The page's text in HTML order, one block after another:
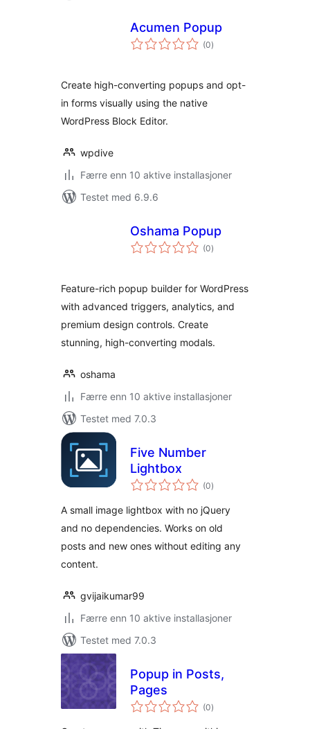
Acumen Popup
(0totale
vurderinger
)
Create high-converting popups and opt-
in forms visually using the native
WordPress Block Editor.
wpdive
Færre enn 10 aktive installasjoner
Testet med 6.9.6
Oshama Popup
(0totale
vurderinger
)
Feature-rich popup builder for WordPress
with advanced triggers, analytics, and
premium design controls. Create
stunning, high-converting modals.
oshama
Færre enn 10 aktive installasjoner
Testet med 7.0.3
Five Number
Lightbox
(0totale
vurderinger
)
A small image lightbox with no jQuery
and no dependencies. Works on old
posts and new ones without editing any
content.
gvijaikumar99
Færre enn 10 aktive installasjoner
Testet med 7.0.3
Popup in Posts,
Pages
(0totale
vurderinger
)